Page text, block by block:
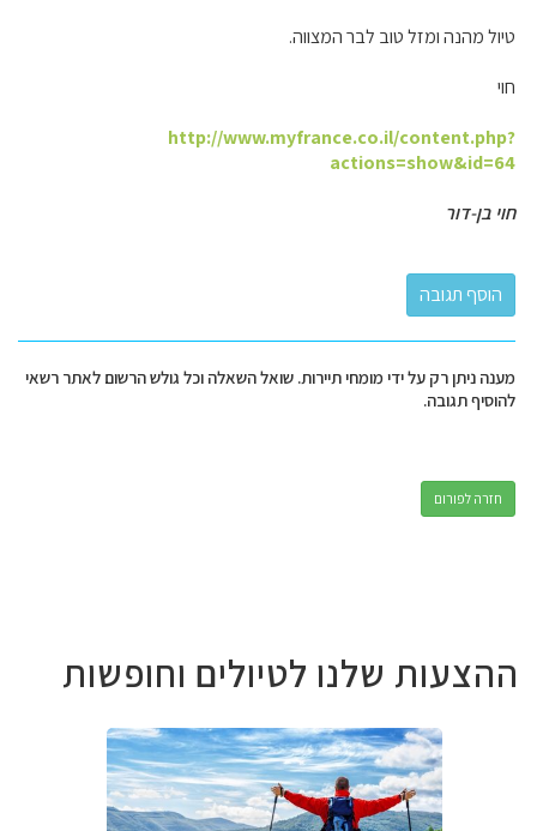
טיול מהנה ומזל טוב לבר המצווה.
חוי
http://www.myfrance.co.il/content.php?
actions=show&id=64
חוי בן-דור
מענה ניתן רק על ידי מומחי תיירות. שואל השאלה וכל גולש הרשום לאתר רשאי
להוסיף תגובה.
חזרה לפורום
ההצעות שלנו לטיולים וחופשות